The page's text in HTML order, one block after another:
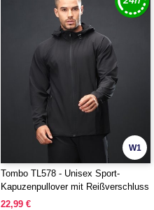
W1
Tombo TL578 - Unisex Sport-
Kapuzenpullover mit Reißverschluss
22,99 €